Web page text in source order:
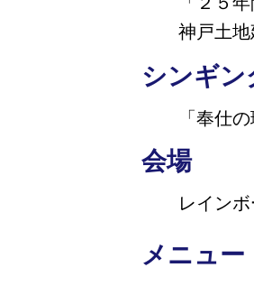
神戸土
シンギン
「奉仕
会場
レイン
メニュー